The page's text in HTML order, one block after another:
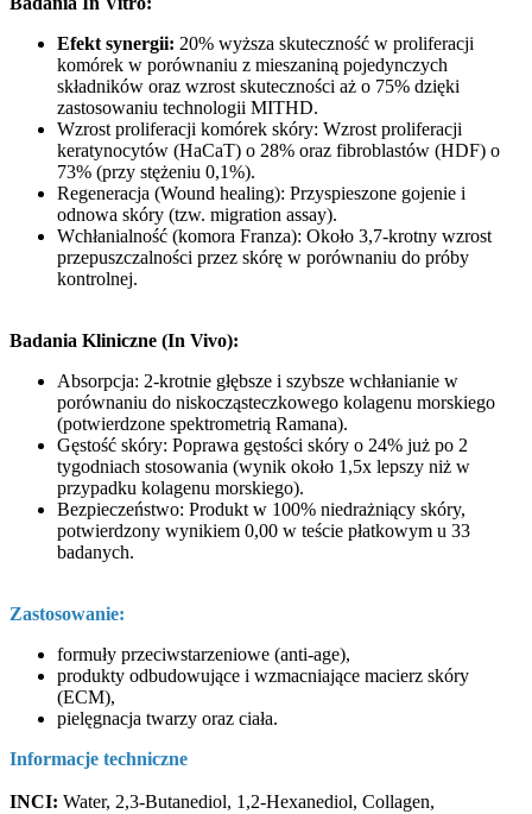
Efekt synergii: 20% wyższa skuteczność w proliferacji
komórek w porównaniu z mieszaniną pojedynczych
składników oraz wzrost skuteczności aż o 75% dzięki
zastosowaniu technologii MITHD.
Wzrost proliferacji komórek skóry: Wzrost proliferacji
keratynocytów (HaCaT) o 28% oraz fibroblastów (HDF) o
73% (przy stężeniu 0,1%).
Regeneracja (Wound healing): Przyspieszone gojenie i
odnowa skóry (tzw. migration assay).
Wchłanialność (komora Franza): Około 3,7-krotny wzrost
przepuszczalności przez skórę w porównaniu do próby
kontrolnej.
Badania Kliniczne (In Vivo):
Absorpcja: 2-krotnie głębsze i szybsze wchłanianie w
porównaniu do niskocząsteczkowego kolagenu morskiego
(potwierdzone spektrometrią Ramana).
Gęstość skóry: Poprawa gęstości skóry o 24% już po 2
tygodniach stosowania (wynik około 1,5x lepszy niż w
przypadku kolagenu morskiego).
Bezpieczeństwo: Produkt w 100% niedrażniący skóry,
potwierdzony wynikiem 0,00 w teście płatkowym u 33
badanych.
Zastosowanie:
formuły przeciwstarzeniowe (anti-age),
produkty odbudowujące i wzmacniające macierz skóry
(ECM),
pielęgnacja twarzy oraz ciała.
Informacje techniczne
INCI: Water, 2,3-Butanediol, 1,2-Hexanediol, Collagen,